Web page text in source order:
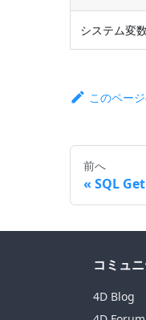
システム変
このペー
前へ
SQL
コミュ
4D Blog